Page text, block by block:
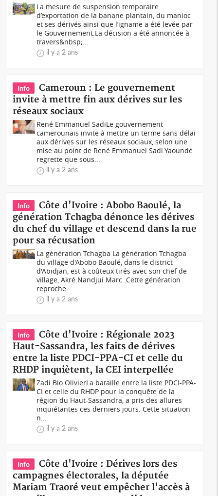
La mesure de suspension temporaire
d’exportation de la banane plantain, du manioc
et ses dérivés ainsi que l’igname a été levée par
le Gouvernement.La décision a été annoncée à
travers&nbsp;...
il y a 2 ans
Info
Cameroun : Le gouvernement
invite à mettre fin aux dérives sur les
réseaux sociaux
René Emmanuel SadiLe gouvernement
camerounais invite à mettre un terme sans délai
aux dérives sur les réseaux sociaux, selon une
mise au point de René Emmanuel Sadi.Yaoundé
regrette que sous...
il y a 2 ans
Info
Côte d'Ivoire : Abobo Baoulé, la
génération Tchagba dénonce les dérives
du chef du village et descend dans la rue
pour sa récusation
La génération Tchagba La génération Tchagba
du village d'Abobo Baoulé, dans le district
d'Abidjan, est à coûteux tirés avec son chef de
village, Akré Nandjui Marc. Cette génération
reproche...
il y a 2 ans
Info
Côte d'Ivoire : Régionale 2023
Haut-Sassandra, les faits de dérives
entre la liste PDCI-PPA-CI et celle du
RHDP inquiètent, la CEI interpellée
Zadi Bio OlivierLa bataille entre la liste PDCI-PPA-
CI et celle du RHDP pour la conquête de la
région du Haut-Sassandra, a pris des allures
inquiétantes ces derniers jours. Cette situation
n...
il y a 2 ans
Info
Côte d'Ivoire : Dérives lors des
campagnes électorales, la députée
Mariam Traoré veut empêcher l'accès à